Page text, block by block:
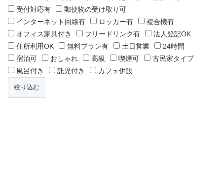
受付対応有
郵便物の受け取り可
インターネット回線有
ロッカー有
複合機有
オフィス家具付き
フリードリンク有
法人登記OK
住所利用OK
無料プラン有 土日営業
24時間
宿泊可
おしゃれ 高級 喫煙可
古民家タイプ
風呂付き
託児付き カフェ併設